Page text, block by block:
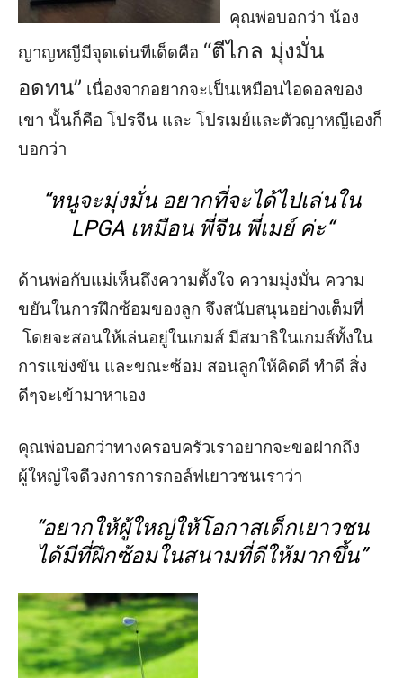
คุณพ่อบอกว่า น้อง
ญาญหญีมีจุดเด่นทีเด็ดคือ “ตีไกล มุ่งมั่น
อดทน” เนื่องจากอยากจะเป็นเหมือนไอดอลของ
เขา นั้นก็คือ โปรจีน และ โปรเมย์และตัวญาหญีเองก็
บอกว่า
“หนูจะมุ่งมั่นอยากที่จะได้ไปเล่นใน
LPGA เหมือน พี่จีน พี่เมย์ ค่ะ“
ด้านพ่อกับแม่เห็นถึงความตั้งใจ ความมุ่งมั่น ความ
ขยันในการฝึกซ้อมของลูก จึงสนับสนุนอย่างเต็มที่
โดยจะสอนให้เล่นอยู่ในเกมส์ มีสมาธิในเกมส์ทั้งใน
การแข่งขัน และขณะซ้อม สอนลูกให้คิดดี ทำดี สิ่ง
ดีๆจะเข้ามาหาเอง
คุณพ่อบอกว่าทางครอบครัวเราอยากจะขอฝากถึง
ผู้ใหญ่ใจดีวงการการกอล์ฟเยาวชนเราว่า
“อยากให้ผู้ใหญ่ให้โอกาสเด็กเยาวชน
ได้มีที่ฝึกซ้อมในสนามที่ดีให้มากขึ้น”